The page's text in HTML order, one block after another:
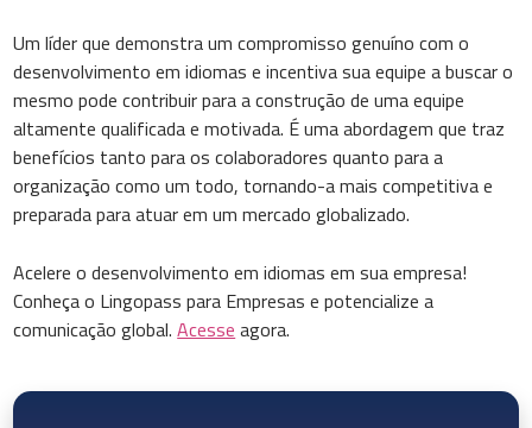
Um líder que demonstra um compromisso genuíno com o
desenvolvimento em idiomas e incentiva sua equipe a buscar o
mesmo pode contribuir para a construção de uma equipe
altamente qualificada e motivada. É uma abordagem que traz
benefícios tanto para os colaboradores quanto para a
organização como um todo, tornando-a mais competitiva e
preparada para atuar em um mercado globalizado.
Acelere o desenvolvimento em idiomas em sua empresa!
Conheça o Lingopass para Empresas e potencialize a
comunicação global.Acesse agora.